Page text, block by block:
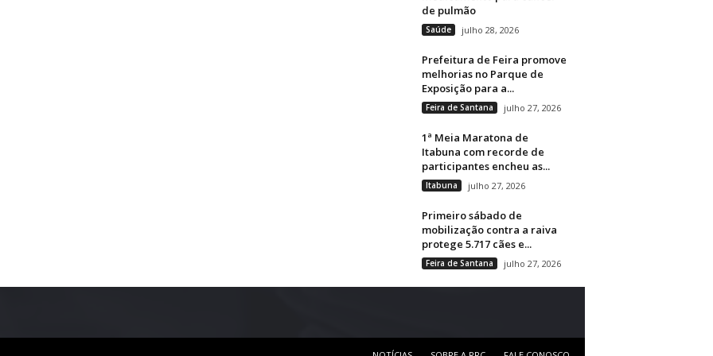
de pulmão
Saúde julho 28, 2026
Prefeitura de Feira promove
melhorias no Parque de
Exposição para a...
Feira de Santana julho 27, 2026
1ª Meia Maratona de
Itabuna com recorde de
participantes encheu as...
Itabuna julho 27, 2026
Primeiro sábado de
mobilização contra a raiva
protege 5.717 cães e...
Feira de Santana julho 27, 2026